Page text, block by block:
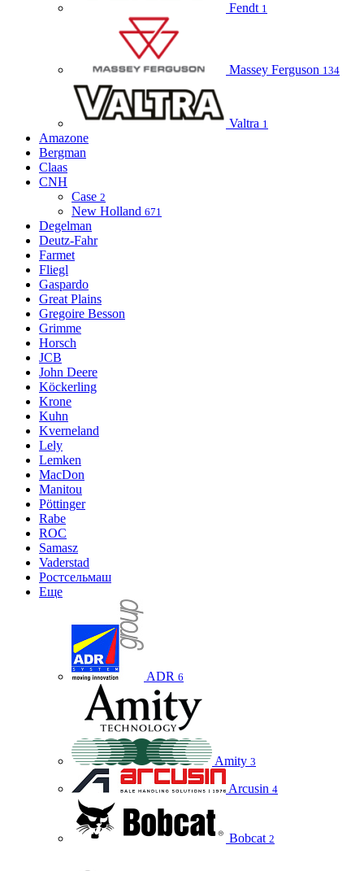
Fendt 1
Massey Ferguson 134
Valtra 1
Amazone
Bergman
Claas
CNH
Case 2
New Holland 671
Degelman
Deutz-Fahr
Farmet
Fliegl
Gaspardo
Great Plains
Gregoire Besson
Grimme
Horsch
JCB
John Deere
Köckerling
Krone
Kuhn
Kverneland
Lely
Lemken
MacDon
Manitou
Pöttinger
Rabe
ROC
Samasz
Vaderstad
Ростсельмаш
Еще
ADR 6
Amity 3
Arcusin 4
Bobcat 2